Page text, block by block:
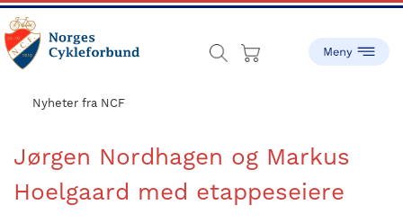
Skip
to
main
content
Skip
to
footer
Cykleforbund
stiftet
1910,
Nyheter fra NCF
Jørgen Nordhagen og Markus
Hoelgaard med etappeseiere